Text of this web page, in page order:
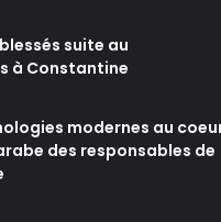
suite au
à Constantine
modernes au
des responsables de